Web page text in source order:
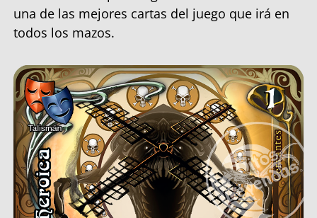
una de las mejores cartas del juego que irá en
todos los mazos.